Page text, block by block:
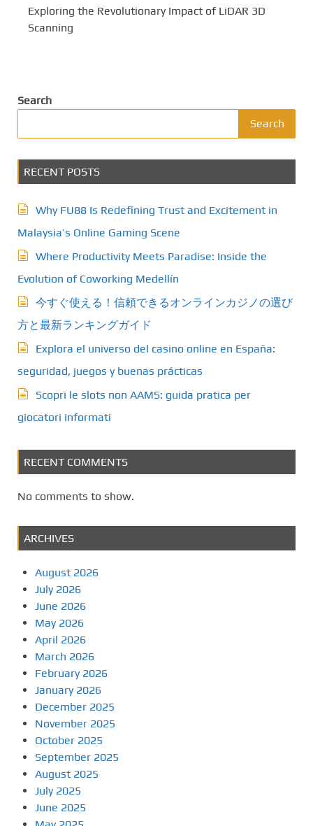
Exploring the Revolutionary Impact of LiDAR 3D
Scanning
Search
Search
RECENT POSTS
Why FU88 Is Redefining Trust and Excitement in
Malaysia’s Online Gaming Scene
Where Productivity Meets Paradise: Inside the
Evolution of Coworking Medellín
今すぐ使える！信頼できるオンラインカジノの選び
方と最新ランキングガイド
Explora el universo del casino online en España:
seguridad, juegos y buenas prácticas
Scopri le slots non AAMS: guida pratica per
giocatori informati
RECENT COMMENTS
No comments to show.
ARCHIVES
August 2026
July 2026
June 2026
May 2026
April 2026
March 2026
February 2026
January 2026
December 2025
November 2025
October 2025
September 2025
August 2025
July 2025
June 2025